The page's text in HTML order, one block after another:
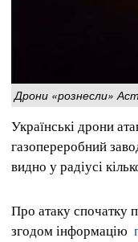
Дрони «рознесли»
Українські дрони
газопереробний
видно у радіусі
Про атаку спочатку
згодом інформацію